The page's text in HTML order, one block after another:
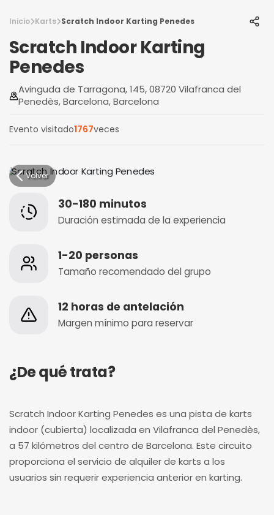
Inicio Karts Scratch Indoor Karting Penedes
Scratch Indoor Karting
Penedes
Avinguda de Tarragona, 145, 08720 Vilafranca del
Penedès, Barcelona, Barcelona
Evento visitado1767veces
Volver
30-180 minutos
Duración estimada de la experiencia
1-20 personas
Tamaño recomendado del grupo
12 horas de antelación
Margen mínimo para reservar
¿De qué trata?
Scratch Indoor Karting Penedes es una pista de karts
indoor (cubierta) localizada en Vilafranca del Penedès,
a 57 kilómetros del centro de Barcelona. Este circuito
proporciona el servicio de alquiler de karts a los
usuarios sin requerir experiencia anterior en karting.